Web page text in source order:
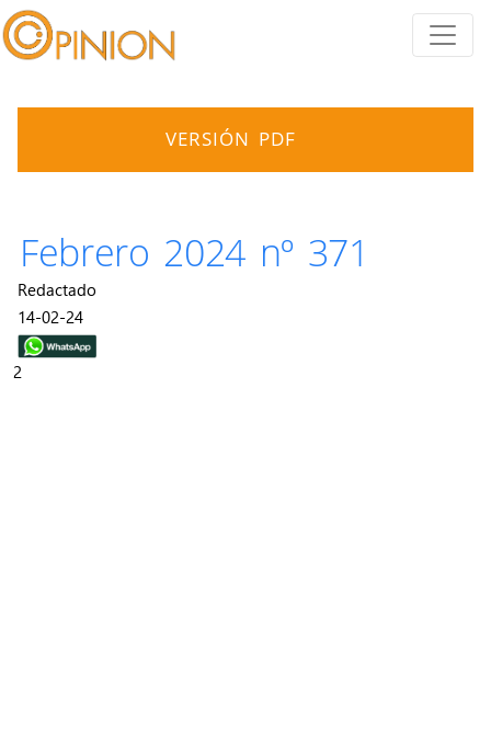
VERSIÓN PDF
Febrero 2024 nº 371
Redactado
14-02-24
2